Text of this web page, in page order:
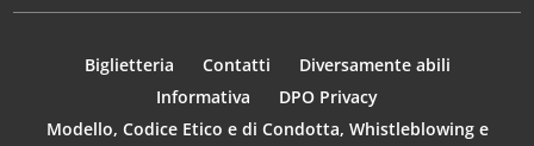
Biglietteria Contatti
Diversamente abili
Informativa
DPO Privacy
Modello, Codice Etico e di Condotta, Whistleblowing e